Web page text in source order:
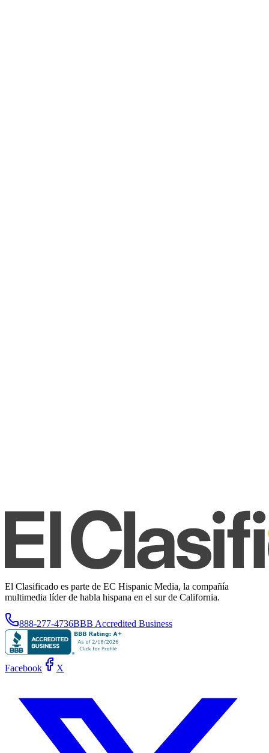
El Clasificado es parte de EC Hispanic Media, la compañía
multimedia líder de habla hispana en el sur de California.
888-277-4736BBB Accredited Business
Facebook X